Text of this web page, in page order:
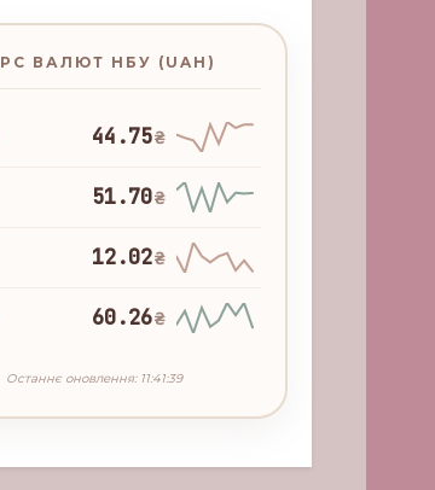
ВАЛЮТ НБУ (UAH)
44.75₴
51.70₴
12.02₴
60.26₴
Останнє оновлення: 11:41:39